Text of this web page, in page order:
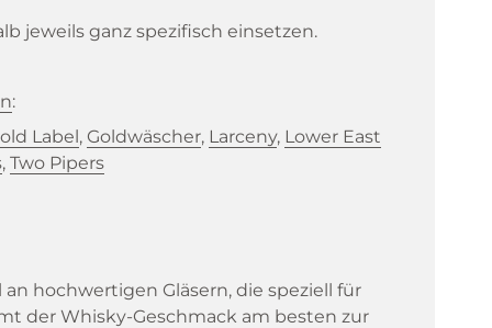
jeweils ganz spezifisch einsetzen.
:
Label, Goldwäscher, Larceny, Lower East
, Two Pipers
hochwertigen Gläsern, die speziell für
der Whisky-Geschmack am besten zur